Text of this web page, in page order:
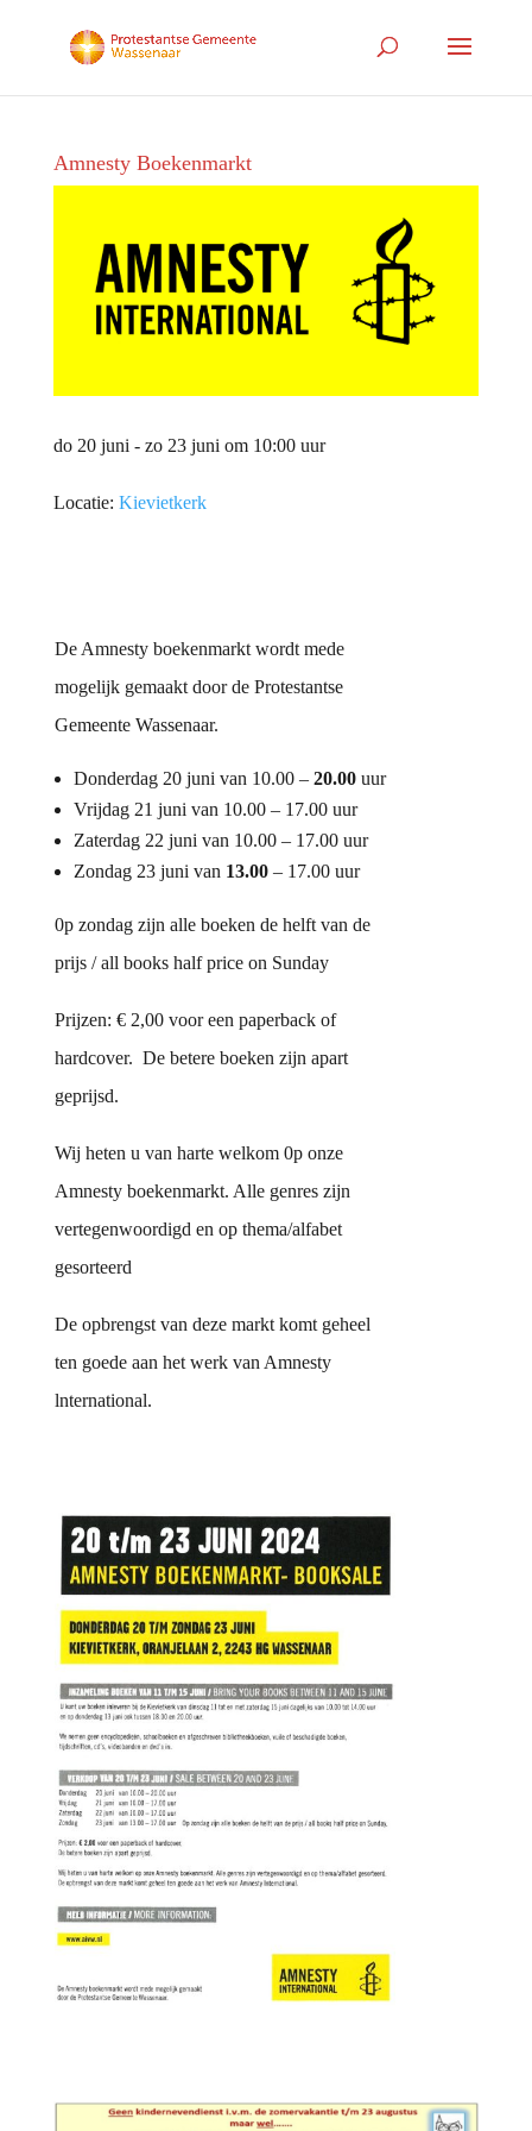
Amnesty Boekenmarkt
do 20 juni - zo 23 juni om 10:00 uur
Locatie: Kievietkerk
De Amnesty boekenmarkt wordt mede
mogelijk gemaakt door de Protestantse
Gemeente Wassenaar.
Donderdag 20 juni van 10.00 – 20.00uur
Vrijdag 21 juni van 10.00 – 17.00 uur
Zaterdag 22 juni van 10.00 – 17.00 uur
Zondag 23 juni van 13.00– 17.00 uur
0p zondag zijn alle boeken de helft van de
prijs / all books half price on Sunday
Prijzen: € 2,00 voor een paperback of
hardcover. De betere boeken zijn apart
geprijsd.
Wij heten u van harte welkom 0p onze
Amnesty boekenmarkt. Alle genres zijn
vertegenwoordigd en op thema/alfabet
gesorteerd
De opbrengst van deze markt komt geheel
ten goede aan het werk van Amnesty
lnternational.